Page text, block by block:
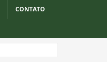
CONTATO